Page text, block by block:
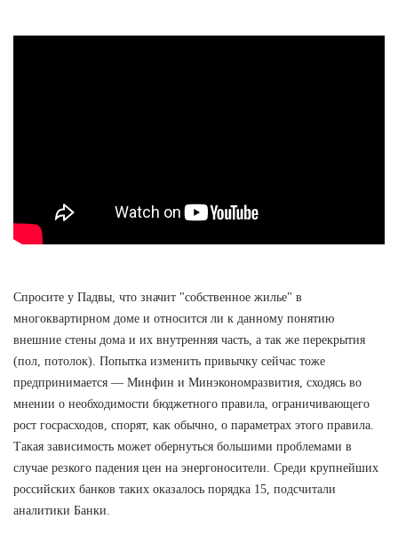
Спросите у Падвы, что значит "собственное жилье" в
многоквартирном доме и относится ли к данному понятию
внешние стены дома и их внутренняя часть, а так же перекрытия
(пол, потолок). Попытка изменить привычку сейчас тоже
предпринимается — Минфин и Минэкономразвития, сходясь во
мнении о необходимости бюджетного правила, ограничивающего
рост госрасходов, спорят, как обычно, о параметрах этого правила.
Такая зависимость может обернуться большими проблемами в
случае резкого падения цен на энергоносители. Среди крупнейших
российских банков таких оказалось порядка 15, подсчитали
аналитики Банки.